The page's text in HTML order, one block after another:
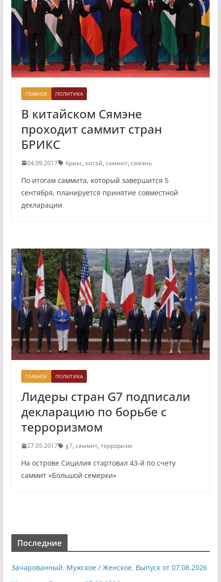
ГЛАВНОЕ ПОЛИТИКА
В китайском Сямэне
проходит саммит стран
БРИКС
04.09.2017 брикс, китай, саммит, сямэнь
По итогам саммита, который завершится 5
сентября, планируется принятие совместной
декларации
ГЛАВНОЕ ПОЛИТИКА
Лидеры стран G7 подписали
декларацию по борьбе с
терроризмом
27.05.2017 g7, саммит, терроризм
На острове Сицилия стартовал 43-й по счету
саммит «Большой семерки»
Последние
Зачарованный. Мужское / Женское. Выпуск от 07.08.2026